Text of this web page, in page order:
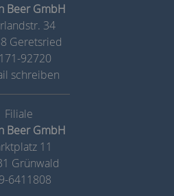
Beer GmbH
34
Geretsried
92720
schreiben
Beer GmbH
11
Grünwald
6411808